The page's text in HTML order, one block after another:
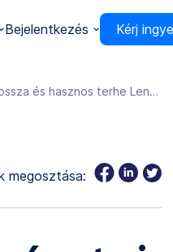
Bejelentkezés Kérj
A teherautók megengedett méretei: Mekkora a tehergépjárművek megengedett szélessége, hossza és hasznos terhe Lengyelországban?
megosztása: